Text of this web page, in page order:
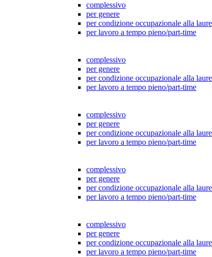
complessivo
per genere
per condizione occupazionale alla
per lavoro a tempo pieno/part-time
complessivo
per genere
per condizione occupazionale alla
per lavoro a tempo pieno/part-time
complessivo
per genere
per condizione occupazionale alla
per lavoro a tempo pieno/part-time
complessivo
per genere
per condizione occupazionale alla
per lavoro a tempo pieno/part-time
complessivo
per genere
per condizione occupazionale alla
per lavoro a tempo pieno/part-time